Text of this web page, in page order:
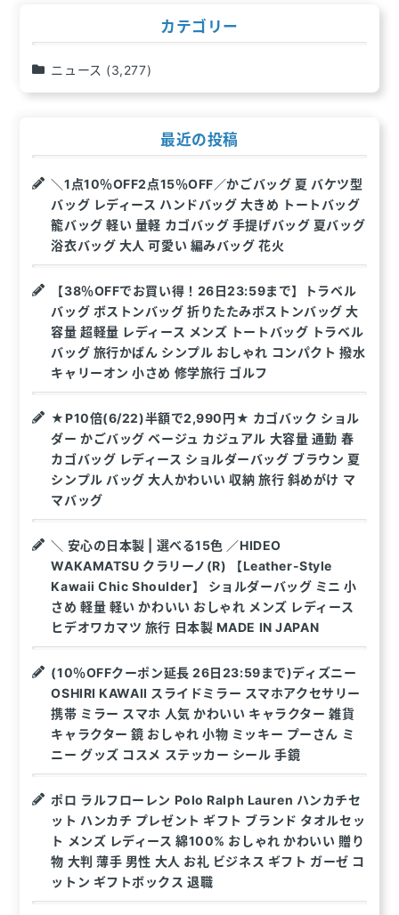
カテゴリー
ニュース (3,277)
最近の投稿
＼1点10％OFF2点15％OFF／かごバッグ 夏 バケツ型
バッグ レディース ハンドバッグ 大きめ トートバッグ
籠バッグ 軽い 量軽 カゴバッグ 手提げバッグ 夏バッグ
浴衣バッグ 大人 可愛い 編みバッグ 花火
【38％OFFでお買い得！26日23:59まで】トラベル
バッグ ボストンバッグ 折りたたみボストンバッグ 大
容量 超軽量 レディース メンズ トートバッグ トラベル
バッグ 旅行かばん シンプル おしゃれ コンパクト 撥水
キャリーオン 小さめ 修学旅行 ゴルフ
★P10倍(6/22)半額で2,990円★ カゴバック ショル
ダー かごバッグ ベージュ カジュアル 大容量 通勤 春
カゴバッグ レディース ショルダーバッグ ブラウン 夏
シンプル バッグ 大人かわいい 収納 旅行 斜めがけ マ
マバッグ
＼ 安心の日本製 | 選べる15色 ／HIDEO
WAKAMATSU クラリーノ(R) 【Leather-Style
Kawaii Chic Shoulder】 ショルダーバッグ ミニ 小
さめ 軽量 軽い かわいい おしゃれ メンズ レディース
ヒデオワカマツ 旅行 日本製 MADE IN JAPAN
(10％OFFクーポン延長 26日23:59まで)ディズニー
OSHIRI KAWAII スライドミラー スマホアクセサリー
携帯 ミラー スマホ 人気 かわいい キャラクター 雑貨
キャラクター 鏡 おしゃれ 小物 ミッキー プーさん ミ
ニー グッズ コスメ ステッカー シール 手鏡
ポロ ラルフローレン Polo Ralph Lauren ハンカチセ
ット ハンカチ プレゼント ギフト ブランド タオルセッ
ト メンズ レディース 綿100% おしゃれ かわいい 贈り
物 大判 薄手 男性 大人 お礼 ビジネス ギフト ガーゼ コ
ットン ギフトボックス 退職